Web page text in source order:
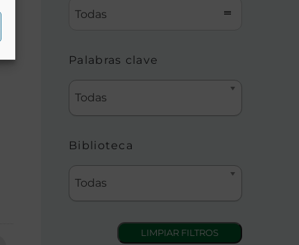
Todas
Palabras clave
Todas
Biblioteca
Todas